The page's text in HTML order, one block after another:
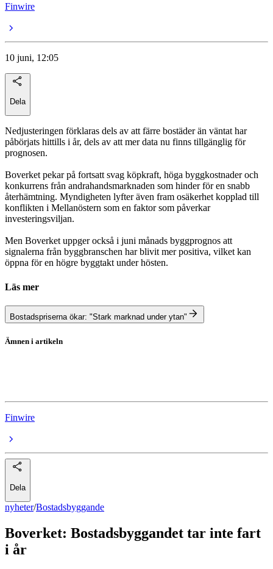
Finwire
10 juni, 12:05
Dela
Nedjusteringen förklaras dels av att färre bostäder än väntat har
påbörjats hittills i år, dels av att mer data nu finns tillgänglig för
prognosen.
Boverket pekar på fortsatt svag köpkraft, höga byggkostnader och
konkurrens från andrahandsmarknaden som hinder för en snabb
återhämtning. Myndigheten lyfter även fram osäkerhet kopplad till
konflikten i Mellanöstern som en faktor som påverkar
investeringsviljan.
Men Boverket uppger också i juni månads byggprognos att
signalerna från byggbranschen har blivit mer positiva, vilket kan
öppna för en högre byggtakt under hösten.
Läs mer
Bostadspriserna ökar: "Stark marknad under ytan"
Ämnen i artikeln
Finwire
Dela
nyheter/Bostadsbyggande
Boverket: Bostadsbyggandet tar inte fart
i år